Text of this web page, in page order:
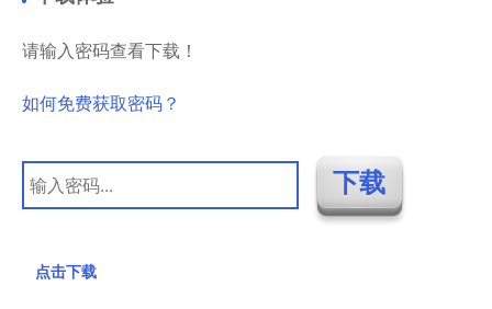
请输入密码查看下载！
如何免费获取密码？
点击下载